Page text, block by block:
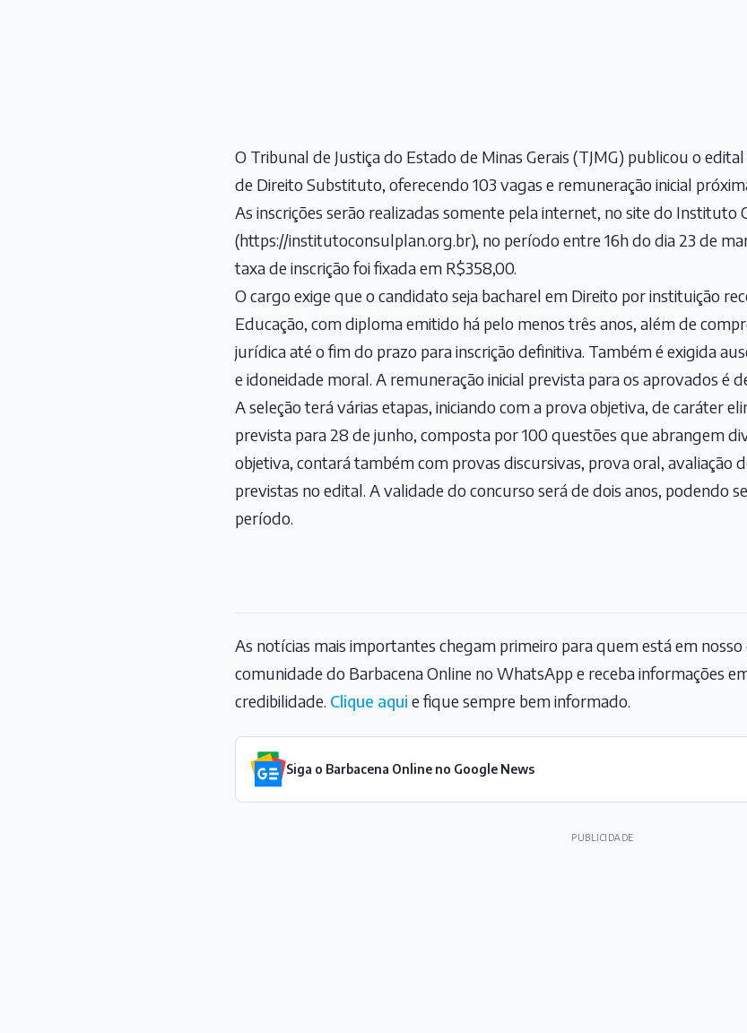
O Tribunal de Justiça do Estado de Minas Gerais (TJMG) publicou o
de Direito Substituto, oferecendo 103 vagas e remuneração inicial
As inscrições serão realizadas somente pela internet, no site do Instituto
(https://institutoconsulplan.org.br), no período entre 16h do dia 23 de
taxa de inscrição foi fixada em R$358,00.
O cargo exige que o candidato seja bacharel em Direito por instituição
Educação, com diploma emitido há pelo menos três anos, além de
jurídica até o fim do prazo para inscrição definitiva. Também é exigida
e idoneidade moral. A remuneração inicial prevista para os aprovados é
A seleção terá várias etapas, iniciando com a prova objetiva, de caráter
prevista para 28 de junho, composta por 100 questões que abrangem
objetiva, contará também com provas discursivas, prova oral, avaliação
previstas no edital. A validade do concurso será de dois anos, podendo
período.
As notícias mais importantes chegam primeiro para quem está em
comunidade do Barbacena Online no WhatsApp e receba informações
credibilidade. Clique aqui e fique sempre bem informado.
Siga o Barbacena Online no Google News
PUBLICIDADE